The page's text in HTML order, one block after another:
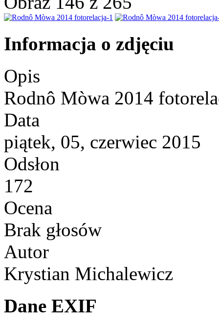
Informacja o zdjęciu
Opis
Rodnô Mòwa 2014
Data
piątek, 05, czerwiec 2015
Odsłon
172
Ocena
Brak głosów
Autor
Krystian Michalewicz
Dane EXIF